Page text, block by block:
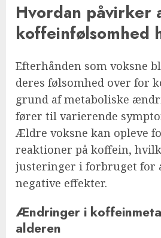
Hvordan påvirker
koffeinfølsomhed
Efterhånden som voksne
deres følsomhed over for
grund af metaboliske
fører til varierende
Ældre voksne kan opleve
reaktioner på koffein,
justeringer i forbruget for
negative effekter.
Ændringer i
alderen